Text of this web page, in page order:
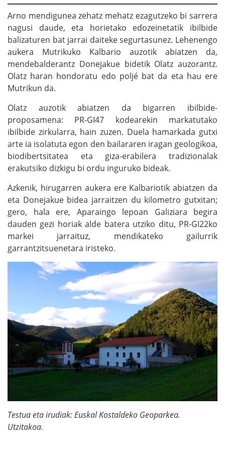
Arno mendigunea zehatz mehatz ezagutzeko bi sarrera
nagusi daude, eta horietako edozeinetatik ibilbide
balizaturen bat jarrai daiteke segurtasunez. Lehenengo
aukera Mutrikuko Kalbario auzotik abiatzen da,
mendebalderantz Donejakue bidetik Olatz auzorantz.
Olatz haran hondoratu edo poljé bat da eta hau ere
Mutrikun da.
Olatz auzotik abiatzen da bigarren ibilbide-
proposamena: PR-GI47 kodearekin markatutako
ibilbide zirkularra, hain zuzen. Duela hamarkada gutxi
arte ia isolatuta egon den bailararen iragan geologikoa,
biodibertsitatea eta giza-erabilera tradizionalak
erakutsiko dizkigu bi ordu inguruko bideak.
Azkenik, hirugarren aukera ere Kalbariotik abiatzen da
eta Donejakue bidea jarraitzen du kilometro gutxitan;
gero, hala ere, Aparaingo lepoan Galiziara begira
dauden gezi horiak alde batera utziko ditu, PR-GI22ko
markei jarraituz, mendikateko gailurrik
garrantzitsuenetara iristeko.
Testua eta irudiak: Euskal Kostaldeko Geoparkea.
Utzitakoa.